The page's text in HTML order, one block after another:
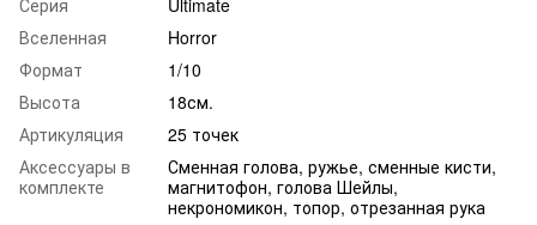
Вселенная
Horror
Формат
1/10
Высота
18см.
Артикуляция
25 точек
Аксессуары в
комплекте
Сменная голова, ружье, сменные кисти,
магнитофон, голова Шейлы,
некрономикон, топор, отрезанная рука